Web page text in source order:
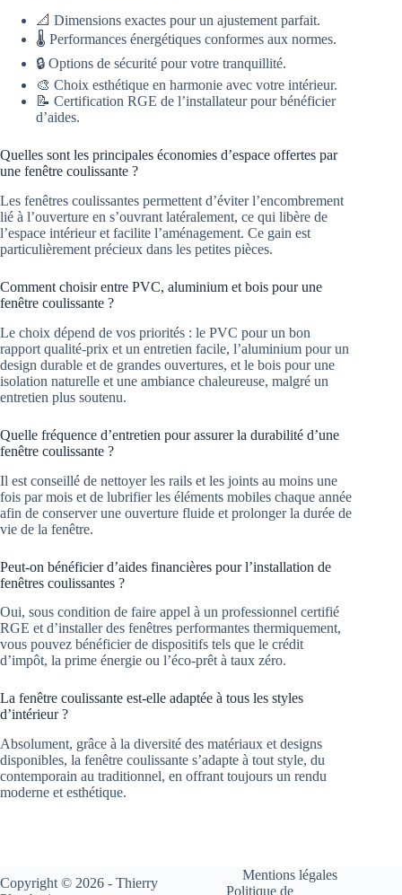
📐 Dimensions exactes pour un ajustement parfait.
🌡️ Performances énergétiques conformes aux normes.
🔒 Options de sécurité pour votre tranquillité.
🎨 Choix esthétique en harmonie avec votre intérieur.
📝 Certification RGE de l’installateur pour bénéficier
d’aides.
Quelles sont les principales économies d’espace offertes par
une fenêtre coulissante ?
Les fenêtres coulissantes permettent d’éviter l’encombrement
lié à l’ouverture en s’ouvrant latéralement, ce qui libère de
l’espace intérieur et facilite l’aménagement. Ce gain est
particulièrement précieux dans les petites pièces.
Comment choisir entre PVC, aluminium et bois pour une
fenêtre coulissante ?
Le choix dépend de vos priorités : le PVC pour un bon
rapport qualité-prix et un entretien facile, l’aluminium pour un
design durable et de grandes ouvertures, et le bois pour une
isolation naturelle et une ambiance chaleureuse, malgré un
entretien plus soutenu.
Quelle fréquence d’entretien pour assurer la durabilité d’une
fenêtre coulissante ?
Il est conseillé de nettoyer les rails et les joints au moins une
fois par mois et de lubrifier les éléments mobiles chaque année
afin de conserver une ouverture fluide et prolonger la durée de
vie de la fenêtre.
Peut-on bénéficier d’aides financières pour l’installation de
fenêtres coulissantes ?
Oui, sous condition de faire appel à un professionnel certifié
RGE et d’installer des fenêtres performantes thermiquement,
vous pouvez bénéficier de dispositifs tels que le crédit
d’impôt, la prime énergie ou l’éco-prêt à taux zéro.
La fenêtre coulissante est-elle adaptée à tous les styles
d’intérieur ?
Absolument, grâce à la diversité des matériaux et designs
disponibles, la fenêtre coulissante s’adapte à tout style, du
contemporain au traditionnel, en offrant toujours un rendu
moderne et esthétique.
Copyright © 2026 - Thierry
Mentions légales
Politique de